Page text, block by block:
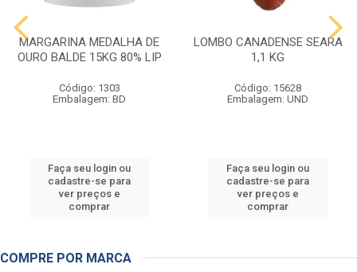
MARGARINA MEDALHA DE
OURO BALDE 15KG 80% LIP
Código: 1303
Embalagem: BD
Faça seu login ou
cadastre-se para
ver preços e
comprar
LOMBO CANADENSE SEARA
1,1 KG
Código: 15628
Embalagem: UND
Faça seu login ou
cadastre-se para
ver preços e
comprar
COMPRE POR MARCA